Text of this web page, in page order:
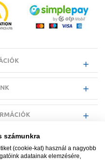
számunkra
(cookie-kat) használ a nagyobb
adatainak elemzésére,